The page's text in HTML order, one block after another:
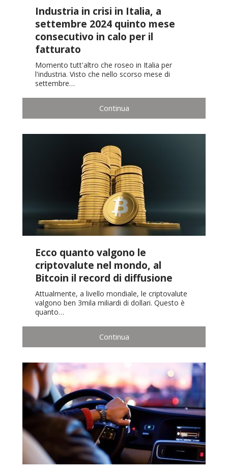
Industria in crisi in Italia, a
settembre 2024 quinto mese
consecutivo in calo per il
fatturato
Momento tutt'altro che roseo in Italia per
l'industria. Visto che nello scorso mese di
settembre…
Continua
Ecco quanto valgono le
criptovalute nel mondo, al
Bitcoin il record di diffusione
Attualmente, a livello mondiale, le criptovalute
valgono ben 3mila miliardi di dollari. Questo è
quanto…
Continua